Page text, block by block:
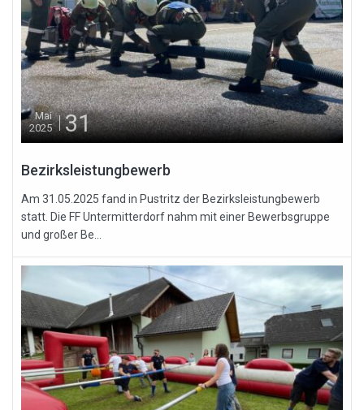
Mai
2025
31
Bezirksleistungbewerb
Am 31.05.2025 fand in Pustritz der Bezirksleistungbewerb
statt. Die FF Untermitterdorf nahm mit einer Bewerbsgruppe
und großer Be...